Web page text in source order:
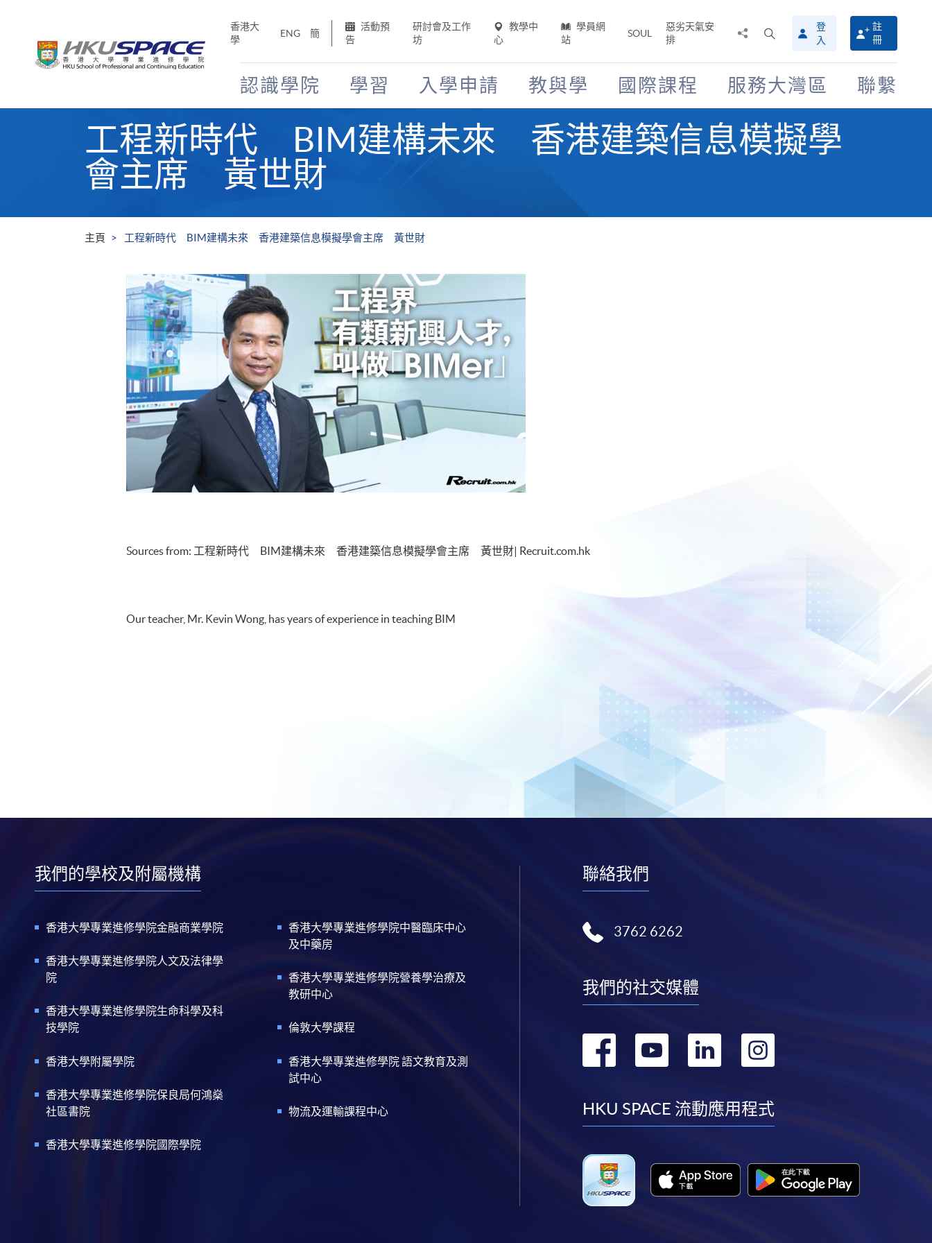
香港大
學
ENG 簡
活動預
告
研討會及工作
坊
教學中
心
學員網
站
SOUL
惡劣天氣安
排
搜
尋
介
面
登
入
註
冊
認識學院 學習 入學申請 教與學 國際課程 服務大灣區 聯繫
工程新時代 BIM建構未來 香港建築信息模擬學
會主席 黃世財
主頁 工程新時代 BIM建構未來 香港建築信息模擬學會主席 黃世財
Sources from: 工程新時代 BIM建構未來 香港建築信息模擬學會主席 黃世財| Recruit.com.hk
Our teacher, Mr. Kevin Wong, has years of experience in teaching BIM
我們的學校及附屬機構
香港大學專業進修學院金融商業學院
香港大學專業進修學院人文及法律學
院
香港大學專業進修學院生命科學及科
技學院
香港大學附屬學院
香港大學專業進修學院保良局何鴻燊
社區書院
香港大學專業進修學院國際學院
香港大學專業進修學院中醫臨床中心
及中藥房
香港大學專業進修學院營養學治療及
教研中心
倫敦大學課程
香港大學專業進修學院 語文教育及測
試中心
物流及運輸課程中心
聯絡我們
3762 6262
我們的社交媒體
轉
facebook
轉
youtube
轉
linkedin
轉
instagram
HKU SPACE 流動應用程式